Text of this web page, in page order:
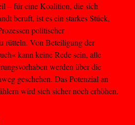
– für eine Koalition, die sich
beruft, ist es ein starkes Stück,
politischer
rütteln. Von Beteiligung der
kann keine Rede sein, alle
werden über die
geschehen. Das Potenzial an
wird sich sicher noch erhöhen.